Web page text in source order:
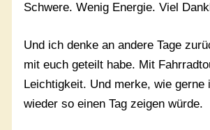
Schwere. Wenig Energie. Viel
Und ich denke an andere Tage
mit euch geteilt habe. Mit
Leichtigkeit. Und merke, wie gerne
wieder so einen Tag zeigen würde.